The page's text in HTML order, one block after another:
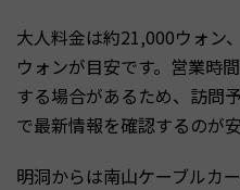
大人料金は約21,000ウォン
ウォンが目安です。営業時
する場合があるため、訪問
で最新情報を確認するのが安
明洞からは南山ケーブルカ